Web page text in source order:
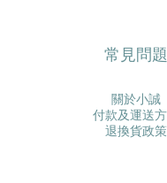
常見問題
關於小誠
付款及運送
退換貨政策